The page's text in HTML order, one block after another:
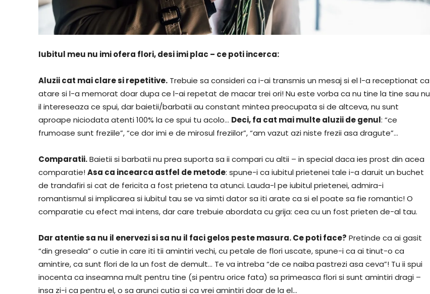
Iubitul meu nu imi ofera flori, desi imi plac – ce poti incerca:
Aluzii cat mai clare si repetitive. Trebuie sa consideri ca i-ai transmis un mesaj si el l-a receptionat ca
atare si l-a memorat doar dupa ce l-ai repetat de macar trei ori! Nu este vorba ca nu tine la tine sau nu
il intereseaza ce spui, dar baietii/barbatii au constant mintea preocupata si de altceva, nu sunt
aproape niciodata atenti 100% la ce spui tu acolo… Deci, fa cat mai multe aluzii de genul: “ce
frumoase sunt freziile”, “ce dor imi e de mirosul freziilor”, “am vazut azi niste frezii asa dragute”…
Comparatii.Baietii si barbatii nu prea suporta sa ii compari cu altii – in special daca ies prost din acea
comparatie!Asa ca incearca astfel de metode: spune-i ca iubitul prietenei tale i-a daruit un buchet
de trandafiri si cat de fericita a fost prietena ta atunci. Lauda-l pe iubitul prietenei, admira-i
romantismul si implicarea si iubitul tau se va simti dator sa iti arate ca si el poate sa fie romantic! O
comparatie cu efect mai intens, dar care trebuie abordata cu grija: cea cu un fost prieten de-al tau.
Dar atentie sa nu il enervezi si sa nu il faci gelos peste masura. Ce poti face? Pretinde ca ai gasit
“din greseala” o cutie in care iti tii amintiri vechi, cu petale de flori uscate, spune-i ca ai tinut-o ca
amintire, ca sunt flori de la un fost de demult… Te va intreba “de ce naiba pastrezi asa ceva”! Tu ii spui
inocenta ca inseamna mult pentru tine (si pentru orice fata) sa primeasca flori si sunt amintiri dragi –
insa zi-i ca pentru el, o sa arunci cutia si ca vrei amintiri doar de la el…